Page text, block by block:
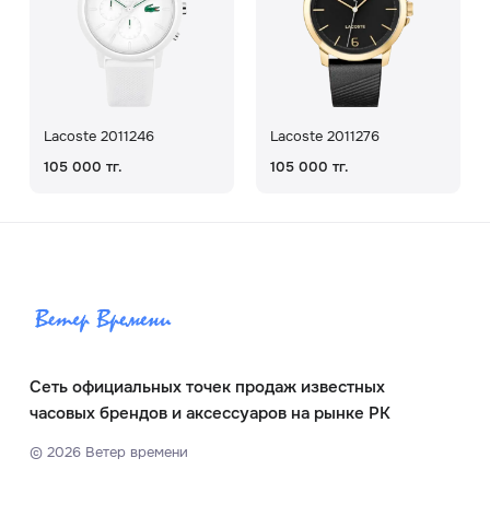
Lacoste 2011246
105 000 тг.
Lacoste 2011276
105 000 тг.
Сеть официальных точек продаж известных
часовых брендов и аксессуаров на рынке РК
© 2026Ветер времени